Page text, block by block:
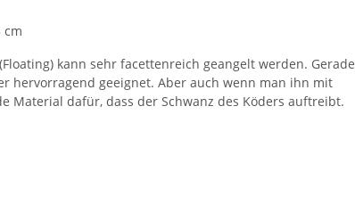
cm
kann sehr facettenreich geangelt werden. Gerade
hervorragend geeignet. Aber auch wenn man ihn mit
Material dafür, dass der Schwanz des Köders auftreibt.